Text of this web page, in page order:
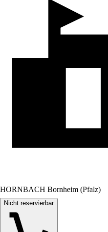
HORNBACH Bornheim (Pfalz)
Nicht reservierbar